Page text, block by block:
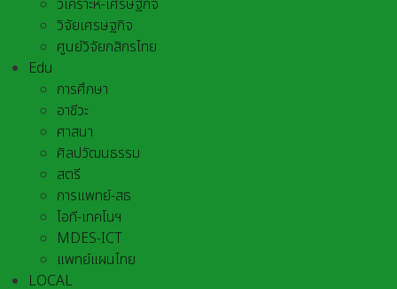
วิเคราะห์-เศรษฐกิจ
วิจัยเศรษฐกิจ
ศูนย์วิจัยกสิกรไทย
Edu
การศึกษา
อาชีวะ
ศาสนา
ศิลปวัฒนธรรม
สตรี
การแพทย์-สธ
ไอที-เทคโนฯ
MDES-ICT
แพทย์แผนไทย
LOCAL